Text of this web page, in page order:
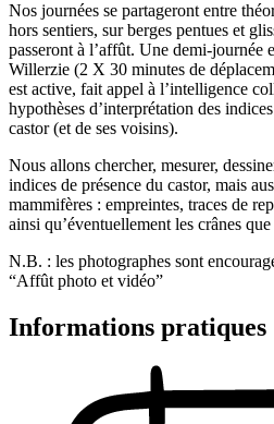
Nos journées se partageront entre
hors sentiers, sur berges pentues et
passeront à l’affût. Une demi-journée
Willerzie (2 X 30 minutes de
est active, fait appel à l’intelligence
hypothèses d’interprétation des
castor (et de ses voisins).
Nous allons chercher, mesurer,
indices de présence du castor, mais
mammifères : empreintes, traces de
ainsi qu’éventuellement les crânes
N.B. : les photographes sont
“Affût photo et vidéo”
Informations pratiques